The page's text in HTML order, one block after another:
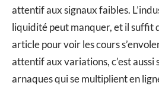
attentif aux signaux faibles.
liquidité peut manquer, et il suffit
article pour voir les cours
attentif aux variations, c’est
arnaques qui se multiplient en